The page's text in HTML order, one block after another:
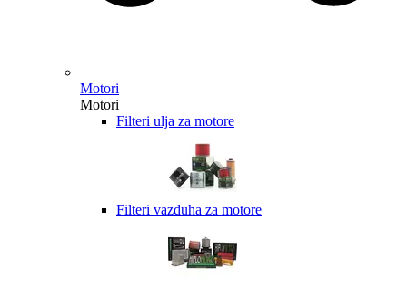
Motori
Motori
Filteri ulja za motore
Filteri vazduha za motore